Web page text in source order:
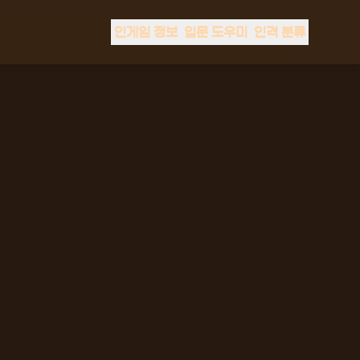
인게임 정보 입문 도우미 인격 분류